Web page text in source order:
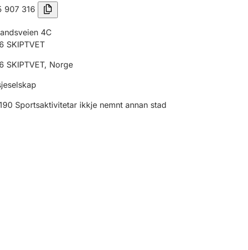
907 316
4C
SKIPTVET
SKIPTVET, Norge
Sportsaktivitetar ikkje nemnt annan stad